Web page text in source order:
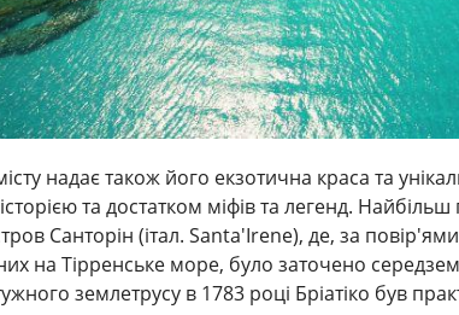
надає також його екзотична краса та
та достатком міфів та легенд.
Санторін (італ. Santa'Irene), де, за
на Тірренське море, було заточено
землетрусу в 1783 році Бріатіко був